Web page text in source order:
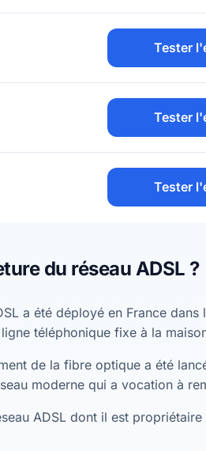
Tester
Tester
Tester
du réseau ADSL ?
a été déployé en France dans
téléphonique fixe à la
de la fibre optique a été
moderne qui a vocation à
ADSL dont il est